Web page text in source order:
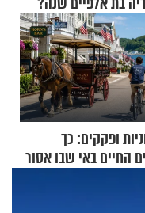
ופקקים: כך
החיים באי שבו אסור